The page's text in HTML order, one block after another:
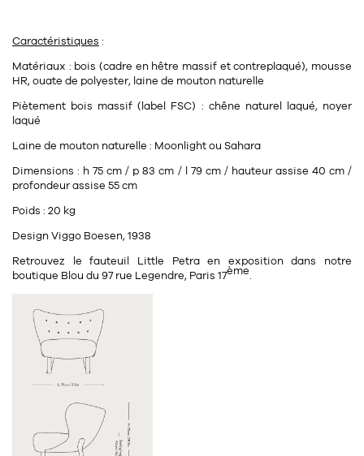
Caractéristiques :
Matériaux : bois (cadre en hêtre massif et contreplaqué), mousse
HR, ouate de polyester, laine de mouton naturelle
Piètement bois massif (label FSC) : chêne naturel laqué, noyer
laqué
Laine de mouton naturelle : Moonlight ou Sahara
Dimensions : h 75 cm / p 83 cm / l 79 cm / hauteur assise 40 cm /
profondeur assise 55 cm
Poids : 20 kg
Design Viggo Boesen, 1938
Retrouvez le fauteuil Little Petra en exposition dans notre
boutique Blou du 97 rue Legendre, Paris 17ème.